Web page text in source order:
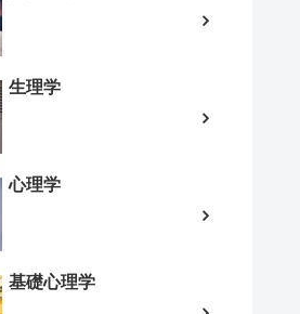
生理学
心理学
基礎心理学